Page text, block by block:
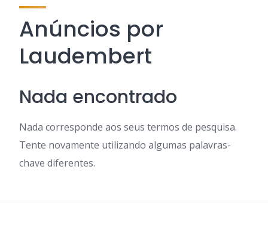
Anúncios por
Laudembert
Nada encontrado
Nada corresponde aos seus termos de pesquisa.
Tente novamente utilizando algumas palavras-
chave diferentes.